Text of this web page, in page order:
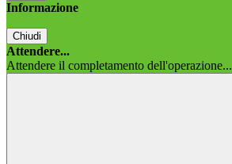
Informazione
Chiudi
Attendere...
Attendere il completamento dell'operazione...